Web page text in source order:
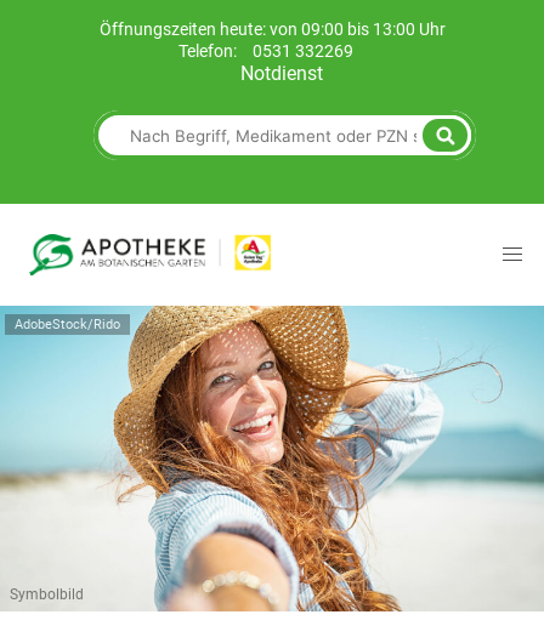
Öffnungszeiten heute: von 09:00 bis 13:00 Uhr
Telefon:
0531 332269
Notdienst
AdobeStock/Rido
Symbolbild